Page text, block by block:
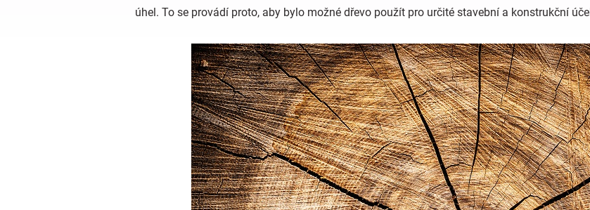
úhel. To se provádí proto, aby bylo možné dřevo použít pro určité stavební a konstrukční